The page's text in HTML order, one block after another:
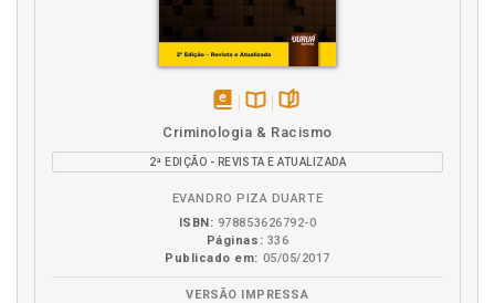
Júri. Modelos de questionário (Júri), p. 44
Jurisprudência. Estrito cumprimento de dever legal,
Jurisprudência. Exercício regular de direito, p. 84
Jurisprudência. Legítima defesa, p. 47
em
eBookB.V.
Criminologia & Racismo
2ª EDIÇÃO - REVISTA E ATUALIZADA
EVANDRO PIZA DUARTE
ISBN: 978853626792-0
Páginas: 336
Publicado em: 05/05/2017
VERSÃO IMPRESSA